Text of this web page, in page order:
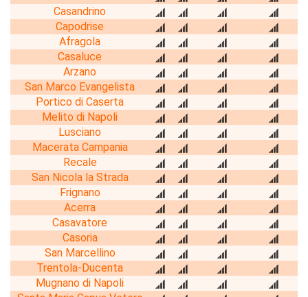
Casandrino
Capodrise
Afragola
Casaluce
Arzano
San Marco Evangelista
Portico di Caserta
Melito di Napoli
Lusciano
Macerata Campania
Recale
San Nicola la Strada
Frignano
Acerra
Casavatore
Casoria
San Marcellino
Trentola-Ducenta
Mugnano di Napoli